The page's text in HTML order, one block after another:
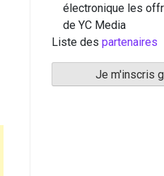
électronique les
de YC Media
Liste des partenaires